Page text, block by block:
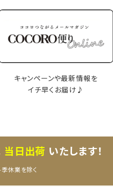
キャンペーンや最新情報を
イチ早くお届け♪
当日出荷 いたします！
休業を除く